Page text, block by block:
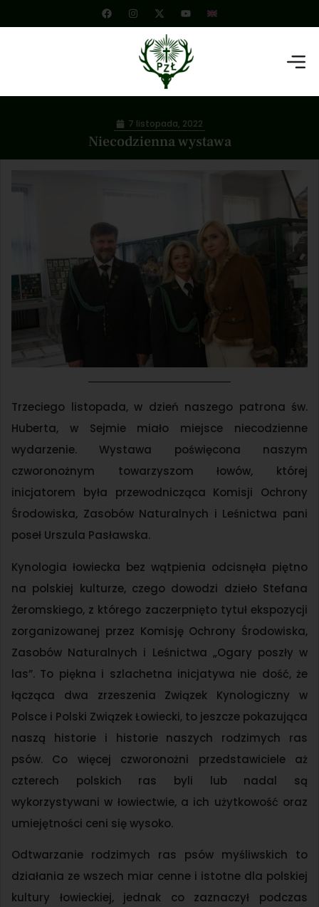
Niecodzienna wystawa
7 listopada, 2022
Trzeciego listopada, w dzień naszego patrona św.
Huberta, w Sejmie miało miejsce niecodzienne
wydarzenie. Wystawa poświęcona naszym
czworonożnym towarzyszom łowów, której
inicjatorem była przewodnicząca Komisji Ochrony
Środowiska, Zasobów Naturalnych i Leśnictwa pani
poseł Urszula Pasławska.
Kynologia łowiecka bez wątpienia odcisnęła piętno
na polskiej kulturze, czego dowodzi dzieło Stefana
Żeromskiego, z którego zaczerpnięto tytuł ekspozycji
zorganizowanej przez Komisję Ochrony Środowiska,
Zasobów Naturalnych i Leśnictwa „Ogary poszły w
las”. To piękna i szlachetna inicjatywa nie dość, że
łącząca dwa zrzeszenia Związek Kynologiczny w
Polsce i Polski Związek Łowiecki, to jeszcze pokazująca
naszą historie i historie naszych rodzimych ras
psów. Co więcej czworonożni przedstawiciele aż
czterech polskich ras byli lub nadal są
wykorzystywani w łowiectwie, a ich użytkowość oraz
umiejętności ceni się wysoko.
Odtwarzanie rodzimych ras psów myśliwskich to
działania ze wszech miar cenne i istotne dla polskiej
kultury łowieckiej, jednak co zaznaczył podczas